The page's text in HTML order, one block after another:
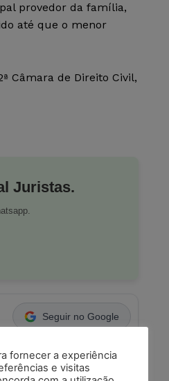
provedor da família,
até que o menor
Câmara de Direito Civil,
Juristas.
Seguir no Google
Pinterest Tumblr
fornecer a experiência
e visitas